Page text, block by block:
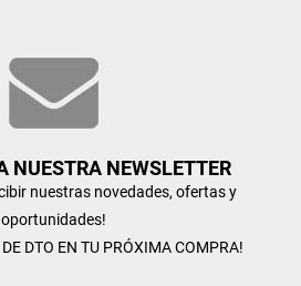
NUESTRA NEWSLETTER
nuestras novedades, ofertas y
oportunidades!
DE DTO EN TU PRÓXIMA COMPRA!